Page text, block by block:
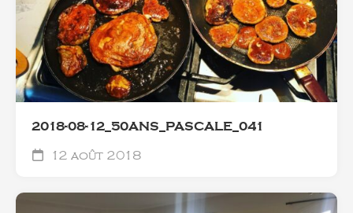
2018-08-12_50ANS_PASCALE_041
12 août 2018